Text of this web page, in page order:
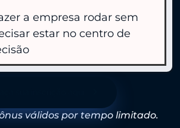
válidos por tempo limitado.
a empresa rodar sem
estar no centro de